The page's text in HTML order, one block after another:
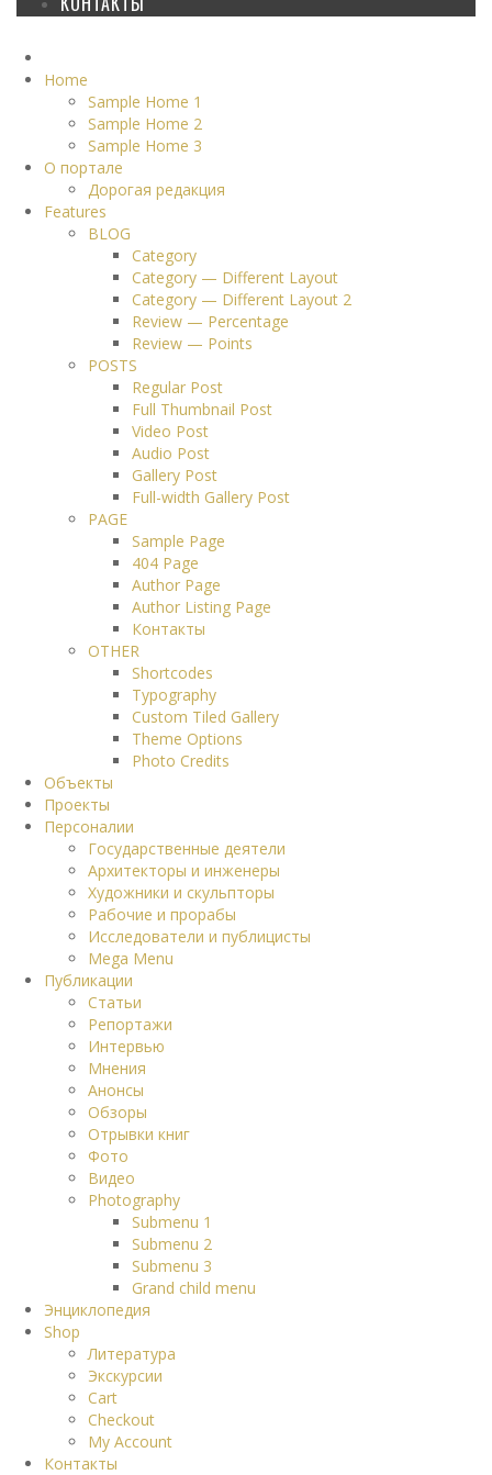
Home
Sample Home 1
Sample Home 2
Sample Home 3
О портале
Дорогая редакция
Features
BLOG
Category
Category — Different Layout
Category — Different Layout 2
Review — Percentage
Review — Points
POSTS
Regular Post
Full Thumbnail Post
Video Post
Audio Post
Gallery Post
Full-width Gallery Post
PAGE
Sample Page
404 Page
Author Page
Author Listing Page
Контакты
OTHER
Shortcodes
Typography
Custom Tiled Gallery
Theme Options
Photo Credits
Объекты
Проекты
Персоналии
Государственные деятели
Архитекторы и инженеры
Художники и скульпторы
Рабочие и прорабы
Исследователи и публицисты
Mega Menu
Публикации
Статьи
Репортажи
Интервью
Мнения
Анонсы
Обзоры
Отрывки книг
Фото
Видео
Photography
Submenu 1
Submenu 2
Submenu 3
Grand child menu
Энциклопедия
Shop
Литература
Экскурсии
Cart
Checkout
My Account
Контакты